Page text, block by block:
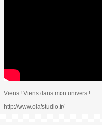
Viens ! Viens dans mon univers !
http://www.olafstudio.fr/